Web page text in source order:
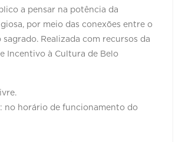
a pensar na potência da
por meio das conexões entre o
sagrado. Realizada com recursos da
Incentivo à Cultura de Belo
no horário de funcionamento do